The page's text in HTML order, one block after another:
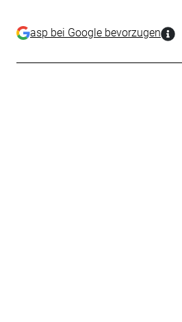
asp bei Google bevorzugen